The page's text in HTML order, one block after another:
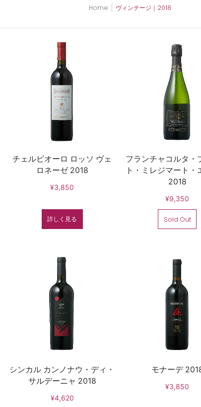
Home ヴィンテージ｜2018
チェルビオーロ ロッソ ヴェ
ロネーゼ 2018
¥3,850
詳しく見る
フランチャコルタ・
ト・ミレジマート・
2018
¥9,350
Sold Out
シンカル カンノナウ・ディ・
サルデーニャ 2018
¥4,620
モナーデ
¥3,850